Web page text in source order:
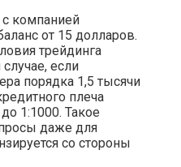
с компанией
от 15 долларов.
трейдинга
если
порядка 1,5 тысячи
плеча
1:1000. Такое
даже для
со стороны